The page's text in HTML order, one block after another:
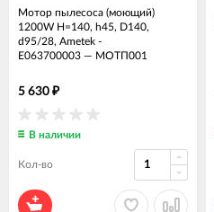
Мотор пылесоса (моющий)
1200W H=140, h45, D140,
d95/28, Ametek -
E063700003 — МОТП001
5 630 ₽
В наличии
Кол-во